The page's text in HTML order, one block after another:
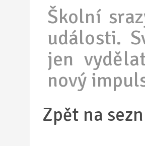
Školní
události.
jen
nový
Zpět na